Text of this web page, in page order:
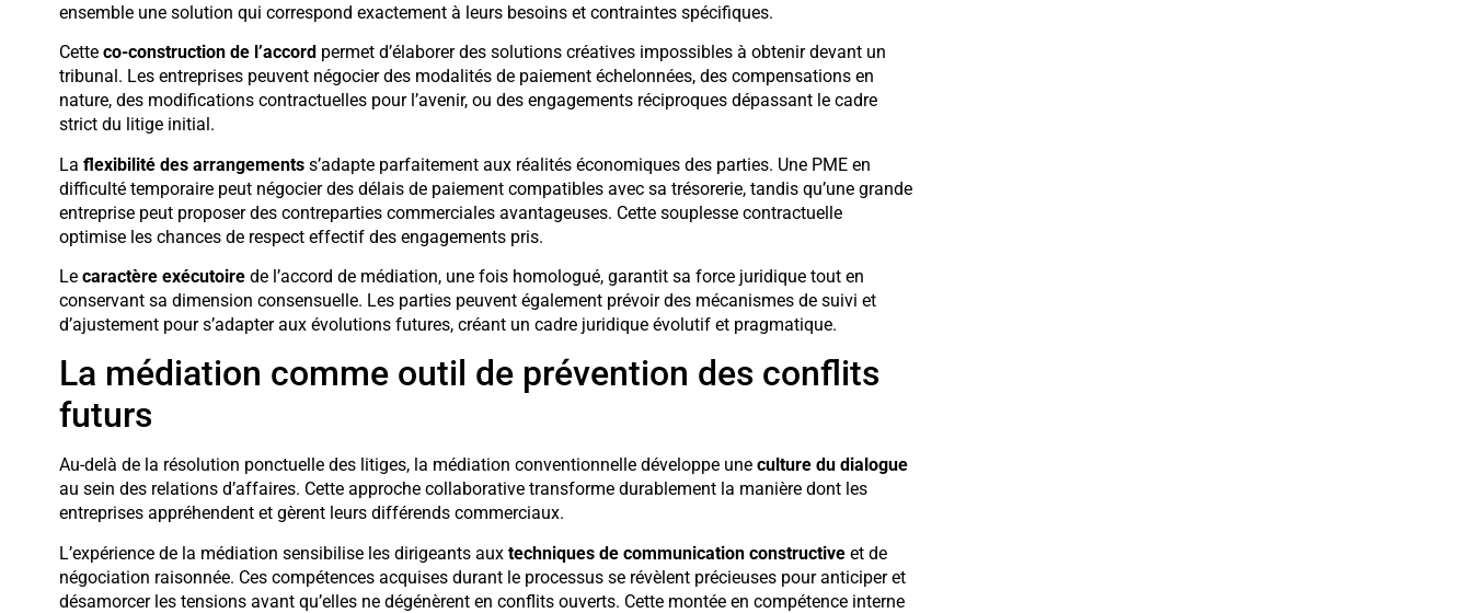
ensemble une solution qui correspond exactement à leurs besoins et contraintes spécifiques.
Cette co-construction de l’accord permet d’élaborer des solutions créatives impossibles à obtenir devant un
tribunal. Les entreprises peuvent négocier des modalités de paiement échelonnées, des compensations en
nature, des modifications contractuelles pour l’avenir, ou des engagements réciproques dépassant le cadre
strict du litige initial.
La flexibilité des arrangementss’adapte parfaitement aux réalités économiques des parties. Une PME en
difficulté temporaire peut négocier des délais de paiement compatibles avec sa trésorerie, tandis qu’une grande
entreprise peut proposer des contreparties commerciales avantageuses. Cette souplesse contractuelle
optimise les chances de respect effectif des engagements pris.
Le caractère exécutoirede l’accord de médiation, une fois homologué, garantit sa force juridique tout en
conservant sa dimension consensuelle. Les parties peuvent également prévoir des mécanismes de suivi et
d’ajustement pour s’adapter aux évolutions futures, créant un cadre juridique évolutif et pragmatique.
La médiation comme outil de prévention des conflits
futurs
Au-delà de la résolution ponctuelle des litiges, la médiation conventionnelle développe une culture du dialogue
au sein des relations d’affaires. Cette approche collaborative transforme durablement la manière dont les
entreprises appréhendent et gèrent leurs différends commerciaux.
L’expérience de la médiation sensibilise les dirigeants aux techniques de communication constructiveet de
négociation raisonnée. Ces compétences acquises durant le processus se révèlent précieuses pour anticiper et
désamorcer les tensions avant qu’elles ne dégénèrent en conflits ouverts. Cette montée en compétence interne